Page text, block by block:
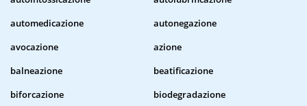
automedicazione
autonegazione
avocazione
azione
balneazione
beatificazione
biforcazione
biodegradazione